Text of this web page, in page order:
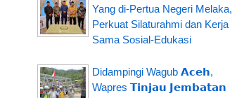
Yang di-Pertua Negeri Melaka,
Perkuat Silaturahmi dan Kerja
Sama Sosial-Edukasi
Didampingi Wagub 𝗔𝗰𝗲𝗵,
Wapres 𝗧𝗶𝗻𝗷𝗮𝘂 𝗝𝗲𝗺𝗯𝗮𝘁𝗮𝗻